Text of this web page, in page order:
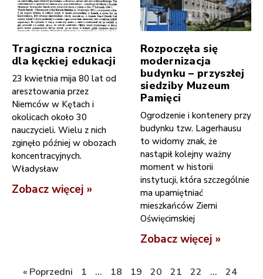
Tragiczna rocznica
dla kęckiej edukacji
23 kwietnia mija 80 lat od
aresztowania przez
Niemców w Kętach i
okolicach około 30
nauczycieli. Wielu z nich
zginęło później w obozach
koncentracyjnych.
Władysław
Zobacz więcej »
Rozpoczęła się
modernizacja
budynku – przyszłej
siedziby Muzeum
Pamięci
Ogrodzenie i kontenery przy
budynku tzw. Lagerhausu
to widomy znak, że
nastąpił kolejny ważny
moment w historii
instytucji, która szczególnie
ma upamiętniać
mieszkańców Ziemi
Oświęcimskiej
Zobacz więcej »
« Poprzedni 1 … 18 19 20 21 22 …
24